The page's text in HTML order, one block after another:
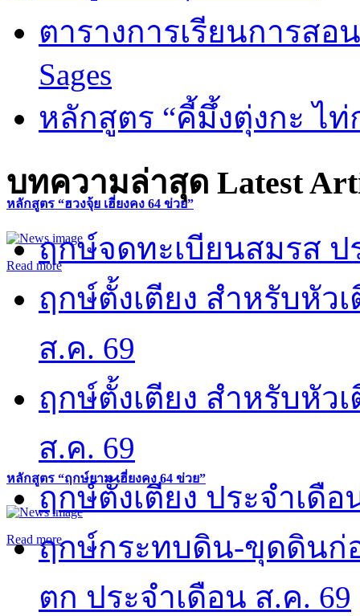
หลักสูตร “ฮวงจุ้ย เฮี่ยงคง 64 ข่วย”
Read more
หลักสูตร “ฤกษ์ยาม เฮี่ยงคง 64 ข่วย”
Read more
ตารางการเรียนการส
Sages
หลักสูตร “คี้มึ้งตุ่งกะ ไ
บทความล่าสุด Latest
ฤกษ์จดทะเบียนสมรส ป
ฤกษ์ตั้งเตียง สำหรับหัว
ส.ค. 69
ฤกษ์ตั้งเตียง สำหรับหัว
ส.ค. 69
ฤกษ์ตั้งเตียง ประจำเดือ
ฤกษ์กระทบดิน-ขุดดินก่
ตก ประจำเดือน ส.ค. 69